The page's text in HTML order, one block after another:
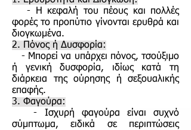
- Η κεφαλή του πέους και πολλές
φορές το προπύτιο γίνονται ερυθρά και
διογκωμένα.
2. Πόνος ή Δυσφορία:
- Μπορεί να υπάρχει πόνος, τσούξιμο
ή γενική δυσφορία, ιδίως κατά τη
διάρκεια της ούρησης ή σεξουαλικής
επαφής.
3. Φαγούρα:
- Ισχυρή φαγούρα είναι συχνό
σύμπτωμα, ειδικά σε περιπτώσεις